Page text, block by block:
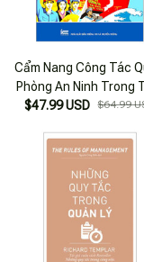
Cẩm Nang Công Tác
Phòng An Ninh Trong
Hình Mới Những Quy
$47.99 USD $64.99